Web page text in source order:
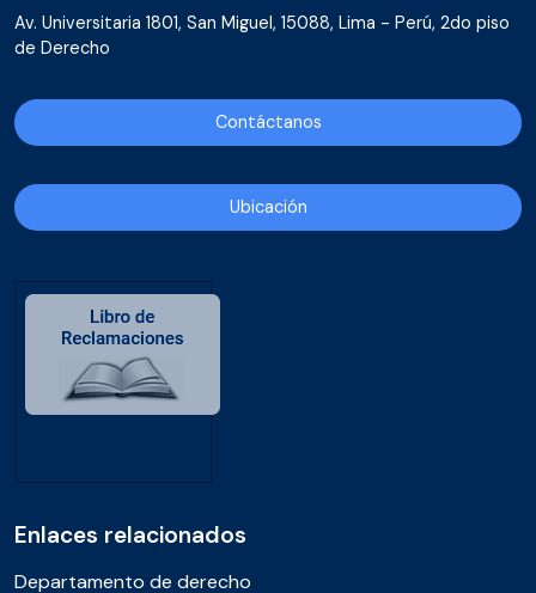
Av. Universitaria 1801, San Miguel, 15088, Lima - Perú, 2do piso
de Derecho
Contáctanos
Ubicación
Enlaces relacionados
Departamento de derecho